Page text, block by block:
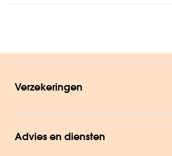
Verzekeringen
Advies en diensten